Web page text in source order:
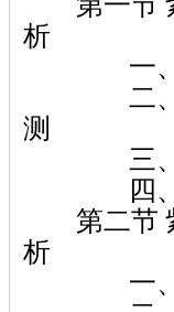
析
一、紫
二、紫
测
三、投
四、投
第二节 紫
析
一、市